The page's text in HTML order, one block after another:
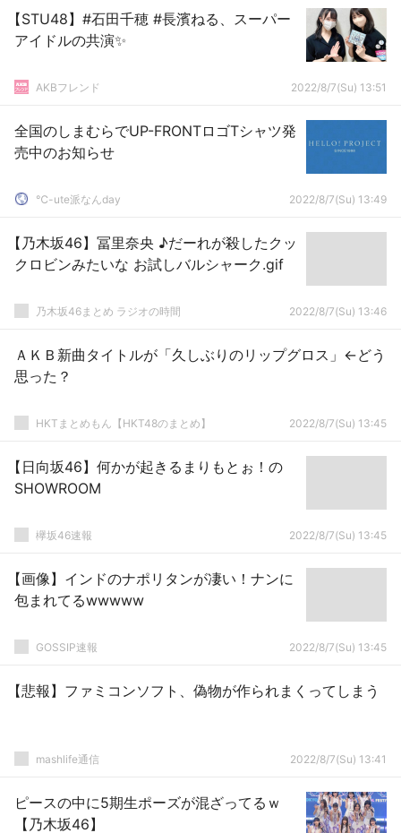
【STU48】#石田千穂 #長濱ねる、スーパー
アイドルの共演✨
AKBフレンド 2022/8/7(Su) 13:51
全国のしまむらでUP-FRONTロゴTシャツ発
売中のお知らせ
℃-ute派なんday 2022/8/7(Su) 13:49
【乃木坂46】冨里奈央 ♪だーれが殺したクッ
クロビンみたいな お試しバルシャーク.gif
乃木坂46まとめ ラジオの時間 2022/8/7(Su) 13:46
ＡＫＢ新曲タイトルが「久しぶりのリップグロス」←どう
思った？
HKTまとめもん【HKT48のまとめ】 2022/8/7(Su) 13:45
【日向坂46】何かが起きるまりもとぉ！の
SHOWROOM
欅坂46速報 2022/8/7(Su) 13:45
【画像】インドのナポリタンが凄い！ナンに
包まれてるwwwww
GOSSIP速報 2022/8/7(Su) 13:45
【悲報】ファミコンソフト、偽物が作られまくってしまう
mashlife通信 2022/8/7(Su) 13:41
ピースの中に5期生ポーズが混ざってるｗ
【乃木坂46】